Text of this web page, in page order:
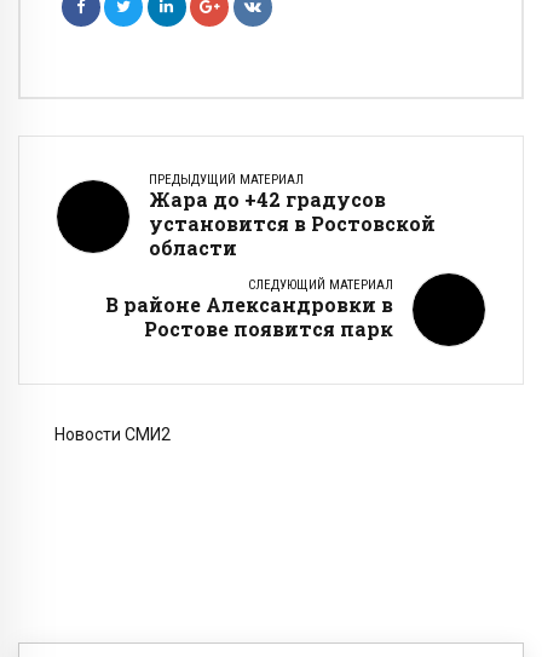
ПРЕДЫДУЩИЙ МАТЕРИАЛ
Жара до +42 градусов
установится в Ростовской
области
СЛЕДУЮЩИЙ МАТЕРИАЛ
В районе Александровки в
Ростове появится парк
Новости СМИ2